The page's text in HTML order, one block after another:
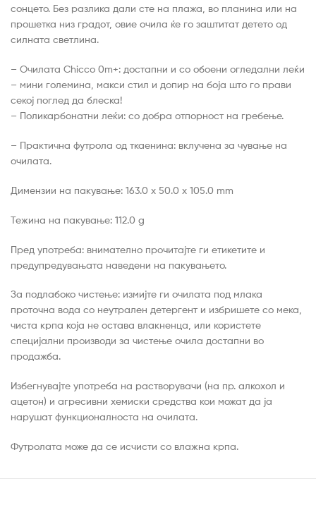
сонцето. Без разлика дали сте на плажа, во планина или на
прошетка низ градот, овие очила ќе го заштитат детето од
силната светлина.
– Очилата Chicco 0m+: достапни и со обоени огледални леќи
– мини големина, макси стил и допир на боја што го прави
секој поглед да блеска!
– Поликарбонатни леќи: со добра отпорност на гребење.
– Практична футрола од ткаенина: вклучена за чување на
очилата.
Димензии на пакување: 163.0 х 50.0 х 105.0 mm
Тежина на пакување: 112.0 g
Пред употреба: внимателно прочитајте ги етикетите и
предупредувањата наведени на пакувањето.
За подлабоко чистење: измијте ги очилата под млака
проточна вода со неутрален детергент и избришете со мека,
чиста крпа која не остава влакненца, или користете
специјални производи за чистење очила достапни во
продажба.
Избегнувајте употреба на растворувачи (на пр. алкохол и
ацетон) и агресивни хемиски средства кои можат да ја
нарушат функционалноста на очилата.
Футролата може да се исчисти со влажна крпа.